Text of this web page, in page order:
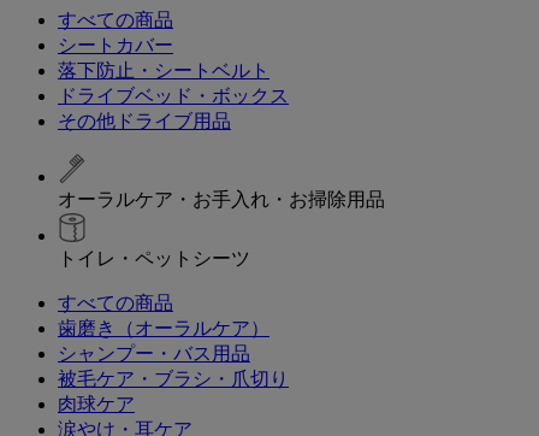
すべての商品
シートカバー
落下防止・シートベルト
ドライブベッド・ボックス
その他ドライブ用品
オーラルケア・お手入れ・お掃除用品
トイレ・ペットシーツ
すべての商品
歯磨き（オーラルケア）
シャンプー・バス用品
被毛ケア・ブラシ・爪切り
肉球ケア
涙やけ・耳ケア